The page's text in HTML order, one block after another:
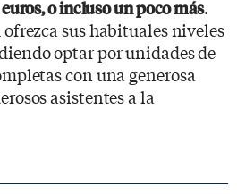
o incluso un poco más.
ofrezca sus habituales niveles
optar por unidades de
con una generosa
asistentes a la